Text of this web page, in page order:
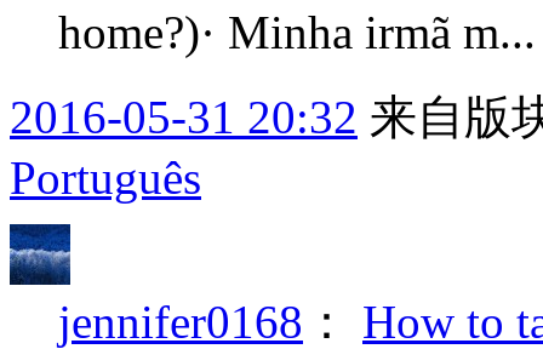
home?)· Minha irmã
2016-05-31 20:32 来自版
Português
jennifer0168 ： How to